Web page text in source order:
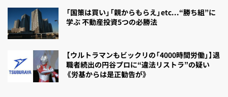
「国策は買い」「親からもらえ」etc...“勝ち組”に
学ぶ 不動産投資5つの必勝法
【ウルトラマンもビックリの「4000時間労働」】退
職者続出の円谷プロに“違法リストラ”の疑い
《労基からは是正勧告が》